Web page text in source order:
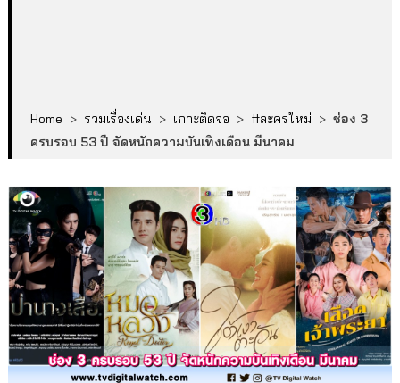
Home > รวมเรื่องเด่น > เกาะติดจอ > #ละครใหม่ > ช่อง 3
ครบรอบ 53 ปี จัดหนักความบันเทิงเดือน มีนาคม